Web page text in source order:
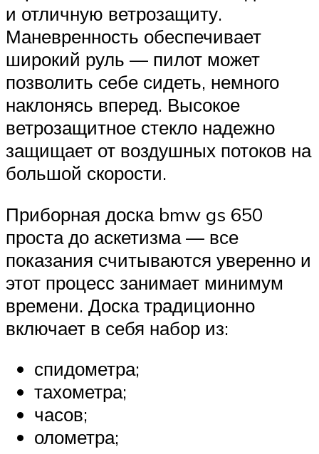
и отличную ветрозащиту.
Маневренность обеспечивает
широкий руль — пилот может
позволить себе сидеть, немного
наклонясь вперед. Высокое
ветрозащитное стекло надежно
защищает от воздушных потоков на
большой скорости.
Приборная доска bmw gs 650
проста до аскетизма — все
показания считываются уверенно и
этот процесс занимает минимум
времени. Доска традиционно
включает в себя набор из:
спидометра;
тахометра;
часов;
олометра;